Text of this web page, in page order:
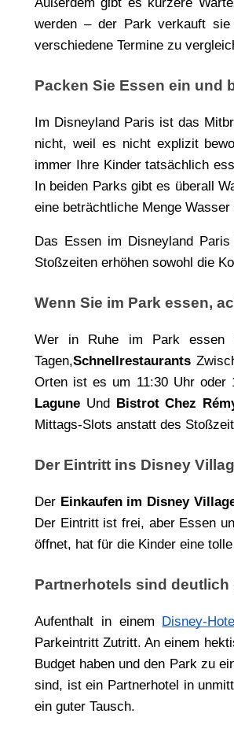
werden – der Park verkauft
verschiedene Termine zu
Packen Sie Essen ein und
Im Disneyland Paris ist das
nicht, weil es nicht explizit
immer Ihre Kinder tatsächlich
In beiden Parks gibt es überall
eine beträchtliche Menge Wasser
Das Essen im Disneyland
Stoßzeiten erhöhen sowohl die
Wenn Sie im Park essen,
Wer in Ruhe im Park essen
Tagen,Schnellrestaurants
Orten ist es um 11:30 Uhr oder
Lagune Und Bistrot Chez
Mittags-Slots anstatt des
Der Eintritt ins Disney
Der Einkaufen im Disney
Der Eintritt ist frei, aber Essen
öffnet, hat für die Kinder eine
Partnerhotels sind deutlich
Aufenthalt in einem Disney-
Parkeintritt Zutritt. An einem
Budget haben und den Park zu
sind, ist ein Partnerhotel in
ein guter Tausch.